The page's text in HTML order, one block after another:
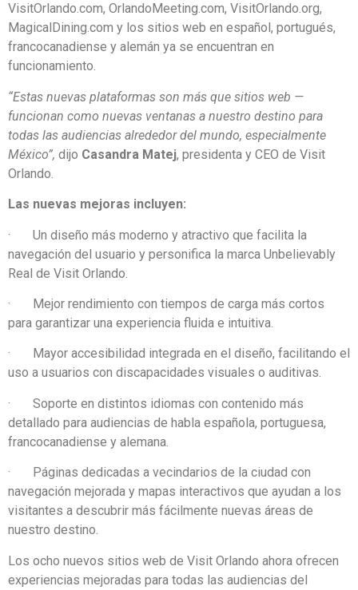
VisitOrlando.com, OrlandoMeeting.com, VisitOrlando.org,
MagicalDining.com y los sitios web en español, portugués,
francocanadiense y alemán ya se encuentran en
funcionamiento.
“Estas nuevas plataformas son más que sitios web —
funcionan como nuevas ventanas a nuestro destino para
todas las audiencias alrededor del mundo, especialmente
México”, dijo Casandra Matej, presidenta y CEO de Visit
Orlando.
Las nuevas mejoras incluyen:
· Un diseño más moderno y atractivo que facilita la
navegación del usuario y personifica la marca Unbelievably
Real de Visit Orlando.
· Mejor rendimiento con tiempos de carga más cortos
para garantizar una experiencia fluida e intuitiva.
· Mayor accesibilidad integrada en el diseño, facilitando el
uso a usuarios con discapacidades visuales o auditivas.
· Soporte en distintos idiomas con contenido más
detallado para audiencias de habla española, portuguesa,
francocanadiense y alemana.
· Páginas dedicadas a vecindarios de la ciudad con
navegación mejorada y mapas interactivos que ayudan a los
visitantes a descubrir más fácilmente nuevas áreas de
nuestro destino.
Los ocho nuevos sitios web de Visit Orlando ahora ofrecen
experiencias mejoradas para todas las audiencias del